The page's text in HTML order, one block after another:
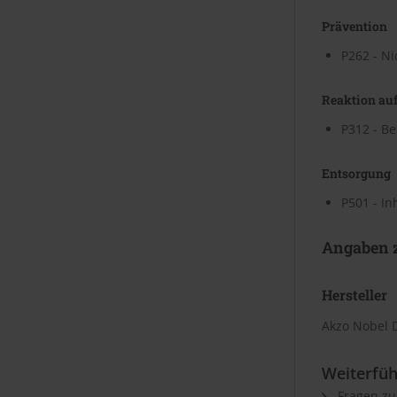
Prävention
P262 -
Reaktion
P312 -
Entsorgung
P501 -
Angaben
Hersteller
Akzo Nobel